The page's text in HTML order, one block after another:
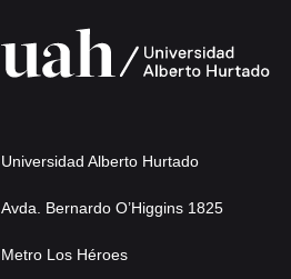
Universidad Alberto Hurtado
Avda. Bernardo O’Higgins 1825
Metro Los Héroes